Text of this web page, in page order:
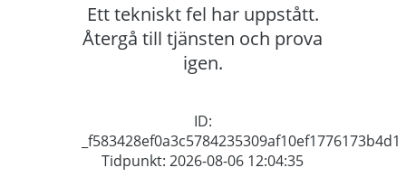
Ett tekniskt fel har uppstått.
Återgå till tjänsten och prova
igen.
ID:
_f583428ef0a3c5784235309af10ef1776173b4d1
Tidpunkt: 2026-08-06 12:04:35